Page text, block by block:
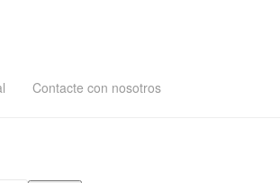
Contacte con nosotros